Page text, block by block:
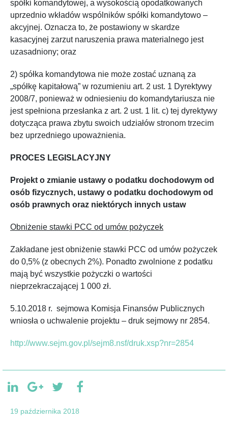
spółki komandytowej, a wysokością opodatkowanych
uprzednio wkładów wspólników spółki komandytowo –
akcyjnej. Oznacza to, że postawiony w skardze
kasacyjnej zarzut naruszenia prawa materialnego jest
uzasadniony; oraz
2) spółka komandytowa nie może zostać uznaną za
„spółkę kapitałową” w rozumieniu art. 2 ust. 1 Dyrektywy
2008/7, ponieważ w odniesieniu do komandytariusza nie
jest spełniona przesłanka z art. 2 ust. 1 lit. c) tej dyrektywy
dotycząca prawa zbytu swoich udziałów stronom trzecim
bez uprzedniego upoważnienia.
PROCES LEGISLACYJNY
Projekt o zmianie ustawy o podatku dochodowym od
osób fizycznych, ustawy o podatku dochodowym od
osób prawnych oraz niektórych innych ustaw
Obniżenie stawki PCC od umów pożyczek
Zakładane jest obniżenie stawki PCC od umów pożyczek
do 0,5% (z obecnych 2%). Ponadto zwolnione z podatku
mają być wszystkie pożyczki o wartości
nieprzekraczającej 1 000 zł.
5.10.2018 r. sejmowa Komisja Finansów Publicznych
wniosła o uchwalenie projektu – druk sejmowy nr 2854.
http://www.sejm.gov.pl/sejm8.nsf/druk.xsp?nr=2854
19 października 2018